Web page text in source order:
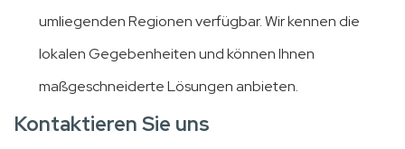
umliegenden Regionen verfügbar. Wir kennen die
lokalen Gegebenheiten und können Ihnen
maßgeschneiderte Lösungen anbieten.
Kontaktieren Sie uns